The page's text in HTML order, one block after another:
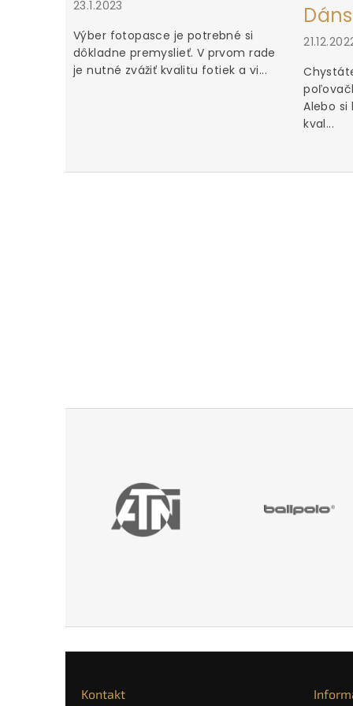
23.1.2023
Výber fotopasce je potrebné si
dôkladne premyslieť. V prvom rade
je nutné zvážiť kvalitu fotiek a vi...
Alebo
kval...
Kontakt